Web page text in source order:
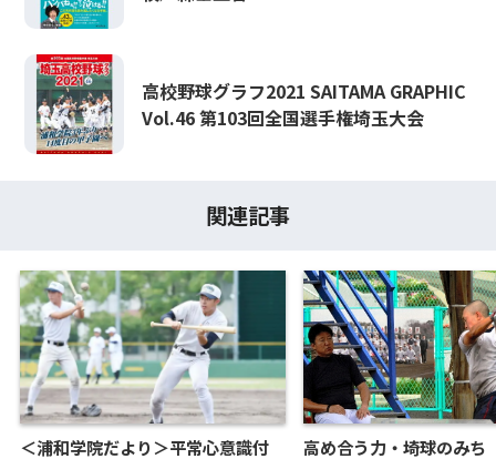
高校野球グラフ2021 SAITAMA GRAPHIC
Vol.46 第103回全国選手権埼玉大会
関連記事
＜浦和学院だより＞平常心意識付
高め合う力・埼球のみ